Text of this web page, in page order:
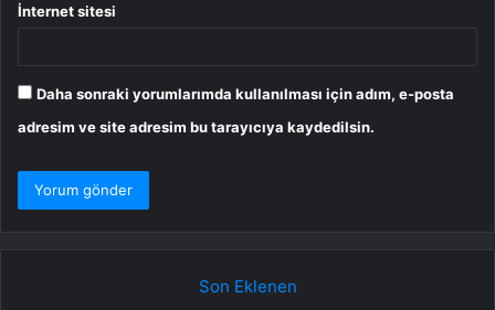
İnternet sitesi
Daha sonraki yorumlarımda kullanılması için adım, e-posta
adresim ve site adresim bu tarayıcıya kaydedilsin.
Son Eklenen